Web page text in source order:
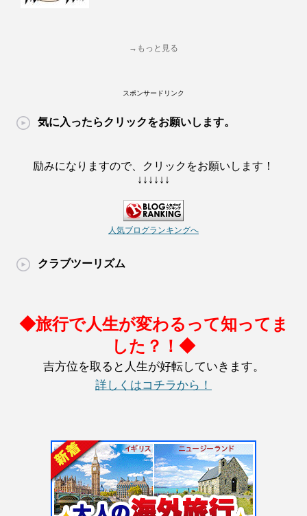
→もっと見る
スポンサードリンク
気に入ったらクリックをお願いします。
励みになりますので、クリックをお願いします！
↓↓↓↓↓↓
人気ブログランキングへ
クラブツーリズム
◆旅行で人生が変わるって知ってま
した？！◆
吉方位を取ると人生が好転していきます。
詳しくはコチラから！